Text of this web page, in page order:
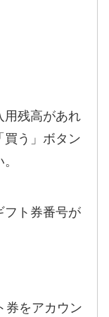
用残高があれ
買う」ボタン
フト券番号が
券をアカウン